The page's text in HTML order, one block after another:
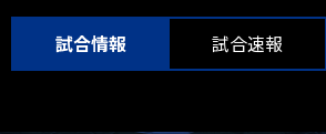
試合情報 試合速報